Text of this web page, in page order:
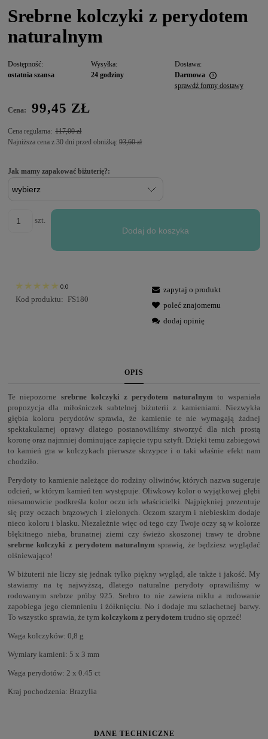
Srebrne kolczyki z perydotem
naturalnym
Dostępność:
ostatnia szansa
Wysyłka:
24 godziny
Dostawa:
Darmowa
sprawdź formy dostawy
Cena: 99,45 ZŁ
Cena regularna: 117,00 zł
Najniższa cena z 30 dni przed obniżką: 93,60 zł
Jak mamy zapakować biżuterię?:
szt.
Dodaj do koszyka
0.0
Kod produktu: FS180
zapytaj o produkt
poleć znajomemu
dodaj opinię
OPIS
Te niepozorne srebrne kolczyki z perydotem naturalnym to wspaniała
propozycja dla miłośniczek subtelnej biżuterii z kamieniami. Niezwykła
głębia koloru perydotów sprawia, że kamienie te nie wymagają żadnej
spektakularnej oprawy dlatego postanowiliśmy stworzyć dla nich prostą
koronę oraz najmniej dominujące zapięcie typu sztyft. Dzięki temu zabiegowi
to kamień gra w kolczykach pierwsze skrzypce i o taki właśnie efekt nam
chodziło.
Perydoty to kamienie należące do rodziny oliwinów, których nazwa sugeruje
odcień, w którym kamień ten występuje. Oliwkowy kolor o wyjątkowej głębi
niesamowicie podkreśla kolor oczu ich właścicielki. Najpiękniej prezentuje
się przy oczach brązowych i zielonych. Oczom szarym i niebieskim dodaje
nieco koloru i blasku. Niezależnie więc od tego czy Twoje oczy są w kolorze
błękitnego nieba, brunatnej ziemi czy świeżo skoszonej trawy te drobne
srebrne kolczyki z perydotem naturalnym sprawią, że będziesz wyglądać
olśniewająco!
W biżuterii nie liczy się jednak tylko piękny wygląd, ale także i jakość. My
stawiamy na tę najwyższą, dlatego naturalne perydoty oprawiliśmy w
rodowanym srebrze próby 925. Srebro to nie zawiera niklu a rodowanie
zapobiega jego ciemnieniu i żółknięciu. No i dodaje mu szlachetnej barwy.
To wszystko sprawia, że tym kolczykom z perydotem trudno się oprzeć!
Waga kolczyków: 0,8 g
Wymiary kamieni: 5 x 3 mm
Waga perydotów: 2 x 0.45 ct
Kraj pochodzenia: Brazylia
DANE TECHNICZNE